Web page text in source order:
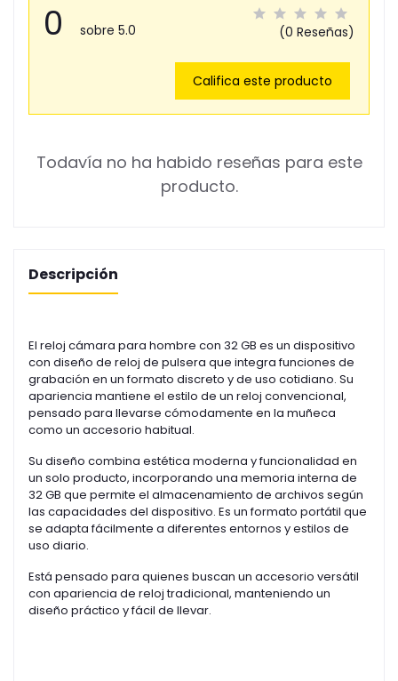
0 sobre 5.0 (0 Reseñas)
Califica este producto
Todavía no ha habido reseñas para este
producto.
Descripción
El reloj cámara para hombre con 32 GB es un dispositivo
con diseño de reloj de pulsera que integra funciones de
grabación en un formato discreto y de uso cotidiano. Su
apariencia mantiene el estilo de un reloj convencional,
pensado para llevarse cómodamente en la muñeca
como un accesorio habitual.
Su diseño combina estética moderna y funcionalidad en
un solo producto, incorporando una memoria interna de
32 GB que permite el almacenamiento de archivos según
las capacidades del dispositivo. Es un formato portátil que
se adapta fácilmente a diferentes entornos y estilos de
uso diario.
Está pensado para quienes buscan un accesorio versátil
con apariencia de reloj tradicional, manteniendo un
diseño práctico y fácil de llevar.